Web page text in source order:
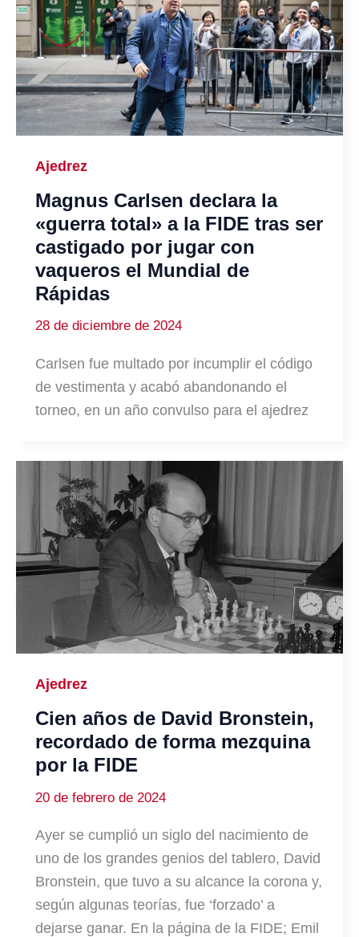
Ajedrez
Magnus Carlsen declara la
«guerra total» a la FIDE tras ser
castigado por jugar con
vaqueros el Mundial de
Rápidas
28 de diciembre de 2024
Carlsen fue multado por incumplir el código
de vestimenta y acabó abandonando el
torneo, en un año convulso para el ajedrez
Ajedrez
Cien años de David Bronstein,
recordado de forma mezquina
por la FIDE
20 de febrero de 2024
Ayer se cumplió un siglo del nacimiento de
uno de los grandes genios del tablero, David
Bronstein, que tuvo a su alcance la corona y,
según algunas teorías, fue ‘forzado’ a
dejarse ganar. En la página de la FIDE; Emil